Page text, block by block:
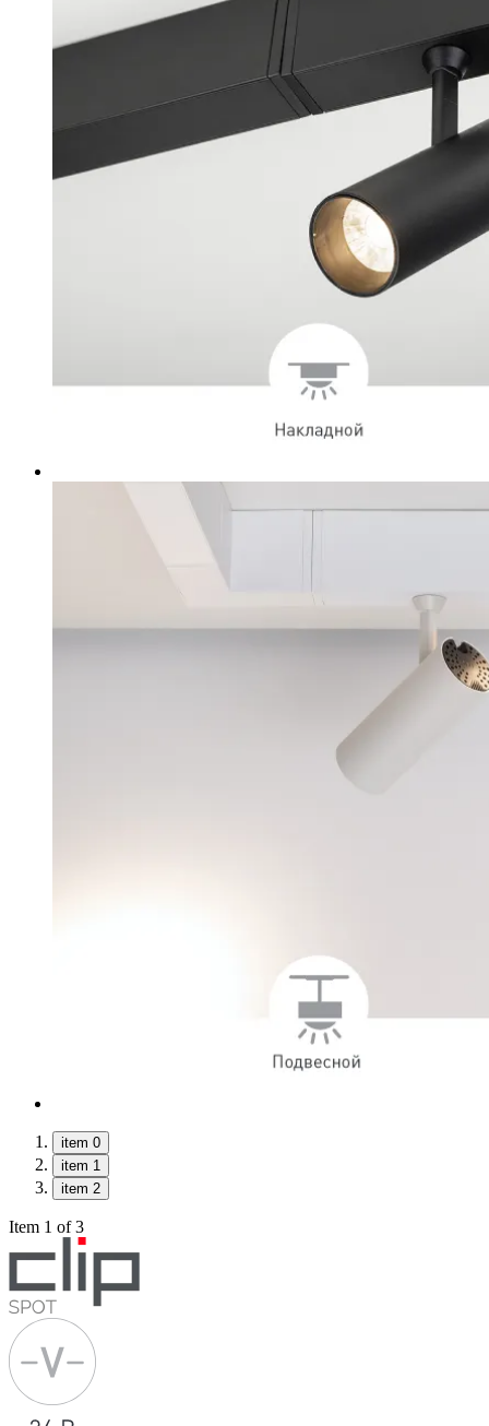
item 0
item 1
item 2
Item 1 of 3